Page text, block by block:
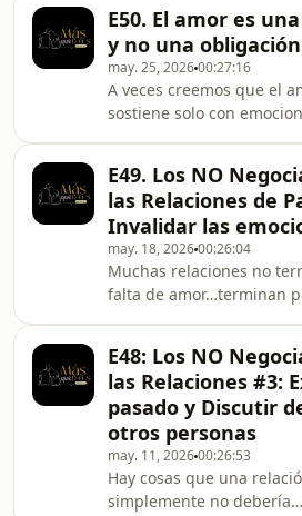
cómo diferenciar una
de un problema más
este episodio de Más que
conversamos sobre el
propósito de los
del matrimonio, cómo
fortalecer la relación
gestionan correctamente
evitarlos no siempre es
solución.Hablamos de co
E50. El amor es
y no una
may. 25, 202600:27:16
A veces creemos que el
sostiene solo con
verdad incóoda pero
amor no sobrevive
sentir, sino por
quedarse, comunicar,
respetar y construir…
días donde todo parece
❤️‍🩹Hoy conversamos
diferencia entre amar y
E49. Los NO
las Relaciones de
Invalidar las
may. 18, 202600:26:04
Muchas relaciones no
falta de amor…terminan
de Más que Dos
de los errores más
más destructivos en
Invalidar las
“Estás exagerando”• “Eso
tanto”• “Todo te afecta”•
supéralo”pueden apagar
E48: Los NO
las Relaciones #3:
pasado y Discutir
otros personas
may. 11, 202600:26:53
Hay cosas que una
simplemente no debería